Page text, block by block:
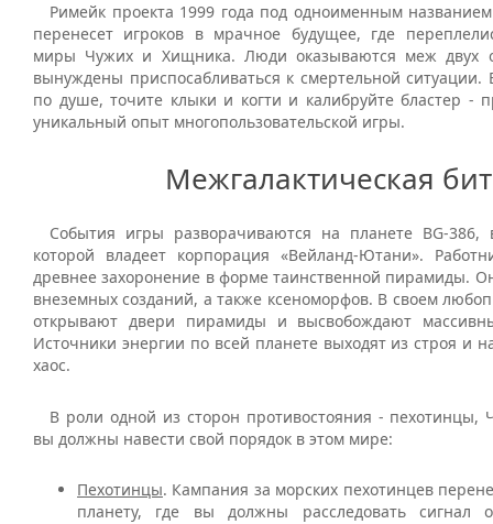
Римейк проекта 1999 года под одноименным
перенесет игроков в мрачное будущее, где
миры Чужих и Хищника. Люди оказываются меж двух
вынуждены приспосабливаться к смертельной ситуации.
по душе, точите клыки и когти и калибруйте бластер -
уникальный опыт многопользовательской игры.
Межгалактическая
События игры разворачиваются на планете BG-386,
которой владеет корпорация «Вейланд-Ютани».
древнее захоронение в форме таинственной пирамиды.
внеземных созданий, а также ксеноморфов. В своем
открывают двери пирамиды и высвобождают
Источники энергии по всей планете выходят из строя и
хаос.
В роли одной из сторон противостояния -
вы должны навести свой порядок в этом мире:
Пехотинцы. Кампания за морских пехотинцев
планету, где вы должны расследовать сигнал